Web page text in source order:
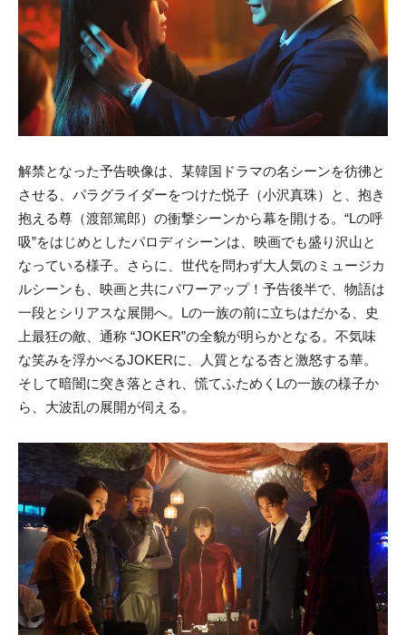
解禁となった予告映像は、某韓国ドラマの名シーンを彷彿と
させる、パラグライダーをつけた悦子（小沢真珠）と、抱き
抱える尊（渡部篤郎）の衝撃シーンから幕を開ける。“Lの呼
吸”をはじめとしたパロディシーンは、映画でも盛り沢山と
なっている様子。さらに、世代を問わず大人気のミュージカ
ルシーンも、映画と共にパワーアップ！予告後半で、物語は
一段とシリアスな展開へ。Lの一族の前に立ちはだかる、史
上最狂の敵、通称 “JOKER”の全貌が明らかとなる。不気味
な笑みを浮かべるJOKERに、人質となる杏と激怒する華。
そして暗闇に突き落とされ、慌てふためくLの一族の様子か
ら、大波乱の展開が伺える。